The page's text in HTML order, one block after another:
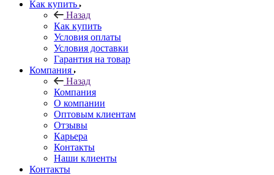
Как купить
Назад
Как купить
Условия оплаты
Условия доставки
Гарантия на товар
Компания
Назад
Компания
О компании
Оптовым клиентам
Отзывы
Карьера
Контакты
Наши клиенты
Контакты